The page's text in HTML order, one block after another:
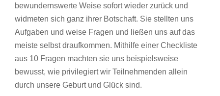
bewundernswerte Weise sofort wieder zurück und
widmeten sich ganz ihrer Botschaft. Sie stellten uns
Aufgaben und weise Fragen und ließen uns auf das
meiste selbst draufkommen. Mithilfe einer Checkliste
aus 10 Fragen machten sie uns beispielsweise
bewusst, wie privilegiert wir Teilnehmenden allein
durch unsere Geburt und Glück sind.